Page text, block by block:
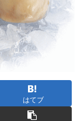
はてブ